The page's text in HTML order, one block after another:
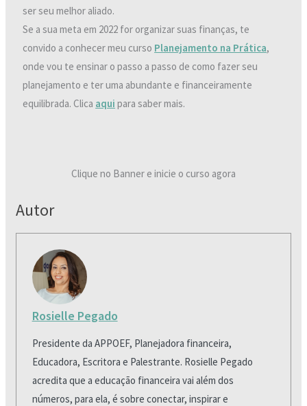
ser seu melhor aliado.
Se a sua meta em 2022 for organizar suas finanças, te
convido a conhecer meu curso Planejamento na Prática,
onde vou te ensinar o passo a passo de como fazer seu
planejamento e ter uma abundante e financeiramente
equilibrada. Clica aqui para saber mais.
Clique no Banner e inicie o curso agora
Autor
Rosielle Pegado
Presidente da APPOEF, Planejadora financeira,
Educadora, Escritora e Palestrante. Rosielle Pegado
acredita que a educação financeira vai além dos
números, para ela, é sobre conectar, inspirar e